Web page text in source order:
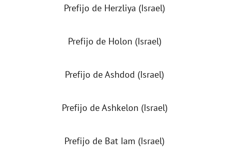
Prefijo de Herzliya (Israel)
Prefijo de Holon (Israel)
Prefijo de Ashdod (Israel)
Prefijo de Ashkelon (Israel)
Prefijo de Bat Iam (Israel)